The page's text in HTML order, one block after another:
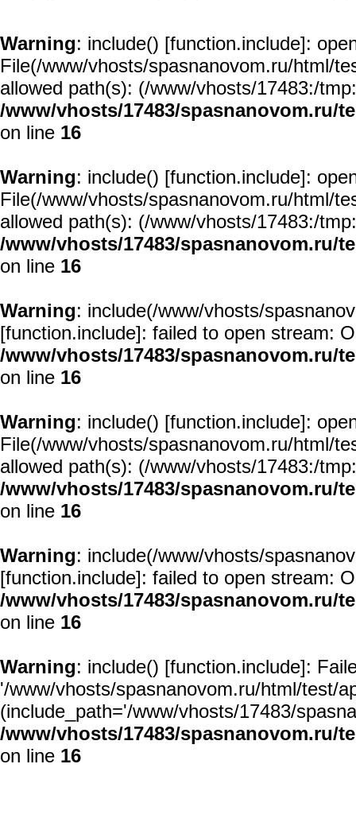
Warning: include() [function.include]:
File(/www/vhosts/spasnanovom.ru/html/
allowed path(s): (/www/vhosts/17483:/
/www/vhosts/17483/spasnanovom.ru/
on line 16
Warning: include() [function.include]:
File(/www/vhosts/spasnanovom.ru/html/
allowed path(s): (/www/vhosts/17483:/
/www/vhosts/17483/spasnanovom.ru/
on line 16
Warning: include(/www/vhosts/
[function.include]: failed to open stream:
/www/vhosts/17483/spasnanovom.ru/
on line 16
Warning: include() [function.include]:
File(/www/vhosts/spasnanovom.ru/html/
allowed path(s): (/www/vhosts/17483:/
/www/vhosts/17483/spasnanovom.ru/
on line 16
Warning: include(/www/vhosts/
[function.include]: failed to open stream:
/www/vhosts/17483/spasnanovom.ru/
on line 16
Warning: include() [function.include]:
'/www/vhosts/spasnanovom.ru/html/test/
(include_path='/www/vhosts/17483/
/www/vhosts/17483/spasnanovom.ru/
on line 16